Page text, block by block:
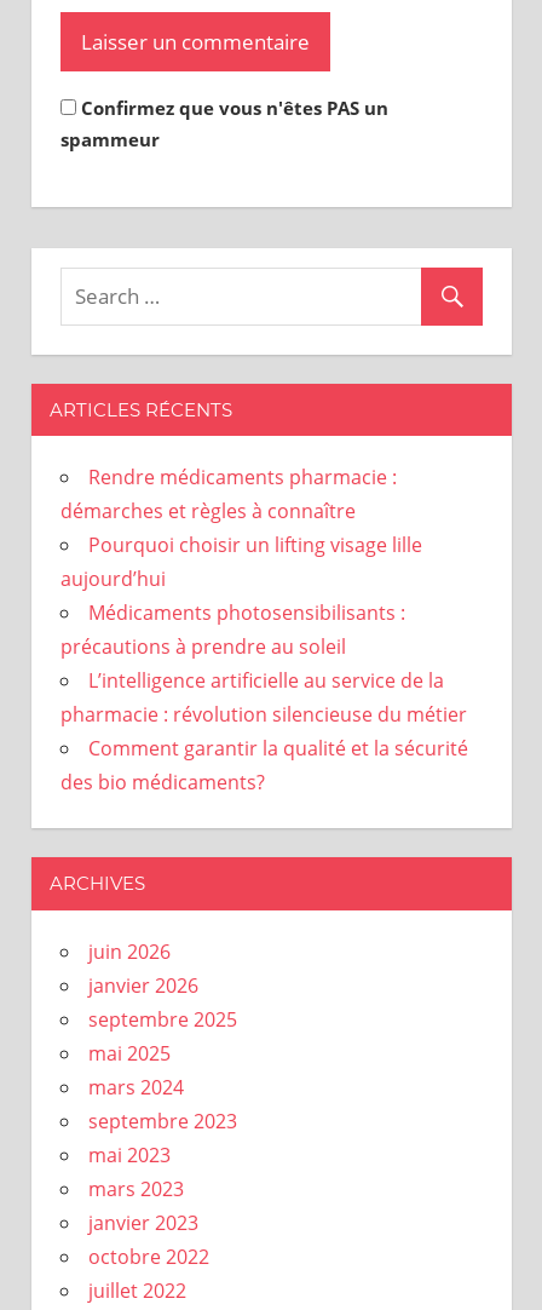
Confirmez que vous n'êtes PAS un
spammeur
ARTICLES RÉCENTS
Rendre médicaments pharmacie :
démarches et règles à connaître
Pourquoi choisir un lifting visage lille
aujourd’hui
Médicaments photosensibilisants :
précautions à prendre au soleil
L’intelligence artificielle au service de la
pharmacie : révolution silencieuse du métier
Comment garantir la qualité et la sécurité
des bio médicaments?
ARCHIVES
juin 2026
janvier 2026
septembre 2025
mai 2025
mars 2024
septembre 2023
mai 2023
mars 2023
janvier 2023
octobre 2022
juillet 2022